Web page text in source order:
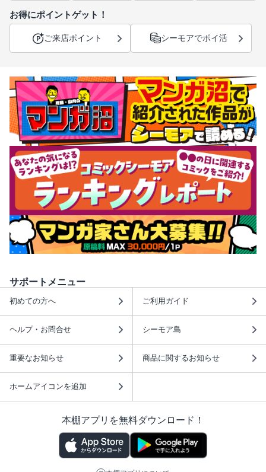
お得にポイントゲット！
ご来店ポイント シーモアでポイ活
サポートメニュー
初めての方へ ご利用ガイド
ヘルプ・お問合せ シーモア島
重要なお知らせ 商品に関するお知らせ
ホームアイコンを追加
本棚アプリを無料ダウンロード！